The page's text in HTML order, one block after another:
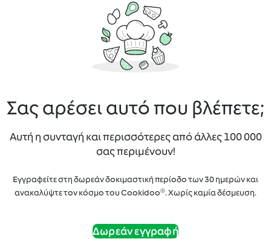
Σας αρέσει αυτό που βλέπετε;
Αυτή η συνταγή και περισσότερες από άλλες 100 000
σας περιμένουν!
Εγγραφείτε στη δωρεάν δοκιμαστική περίοδο των 30 ημερών και
ανακαλύψτε τον κόσμο του Cookidoo®. Χωρίς καμία δέσμευση.
Δωρεάν εγγραφή